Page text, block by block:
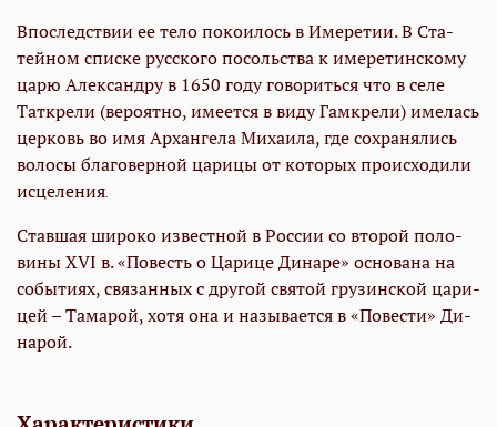
Впо­след­ствии ее те­ло по­ко­и­лось в Име­ре­тии. В Ста­
тей­ном спис­ке рус­ско­го по­соль­ства к име­ре­тин­ско­му
ца­рю Алек­сан­дру в 1650 го­ду го­во­рить­ся что в се­ле
Тат­кре­ли (ве­ро­ят­но, име­ет­ся в ви­ду Гам­кре­ли) име­лась
цер­ковь во имя Ар­хан­ге­ла Ми­ха­и­ла, где со­хра­ня­лись
во­ло­сы бла­го­вер­ной ца­ри­цы от ко­то­рых про­ис­хо­ди­ли
ис­це­ле­ния.
Став­шая ши­ро­ко из­вест­ной в Рос­сии со вто­рой по­ло­
ви­ны XVI в. «По­весть о Ца­ри­це Ди­на­ре» ос­но­ва­на на
со­бы­ти­ях, свя­зан­ных с дру­гой свя­той гру­зин­ской ца­ри­
цей – Та­ма­рой, хо­тя она и на­зы­ва­ет­ся в «По­ве­сти» Ди­
на­рой.